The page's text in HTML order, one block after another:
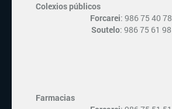
Colexios públicos
Forcarei: 986 75 40 78
Soutelo: 986 75 61 98
Farmacias